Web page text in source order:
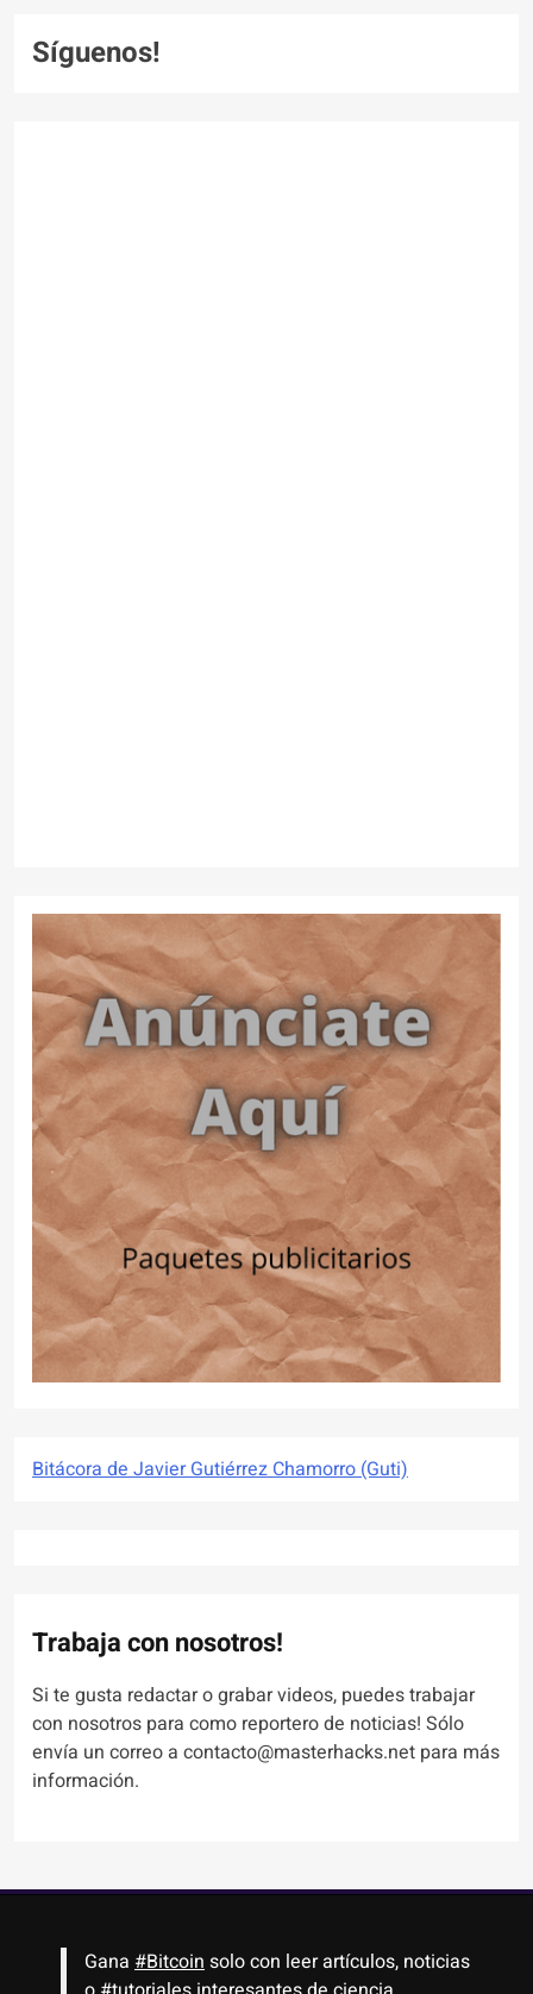
Síguenos!
Bitácora de Javier Gutiérrez Chamorro (Guti)
Trabaja con nosotros!
Si te gusta redactar o grabar videos, puedes trabajar
con nosotros para como reportero de noticias! Sólo
envía un correo a contacto@masterhacks.net para más
información.
Gana #Bitcoinsolo con leer artículos, noticias